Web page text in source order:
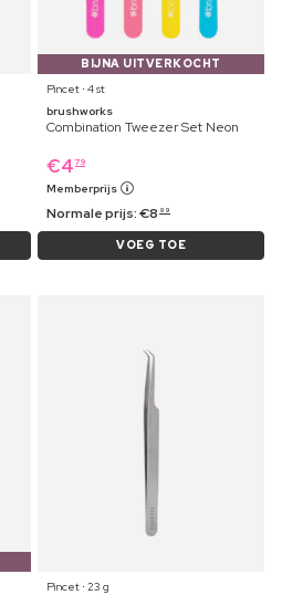
BIJNA UITVERKOCHT
Pincet ⋅ 4 st
brushworks
Combination Tweezer Set Neon
€4 79
Memberprijs
Normale prijs:€8 99
VOEG TOE
Pincet ⋅ 23 g